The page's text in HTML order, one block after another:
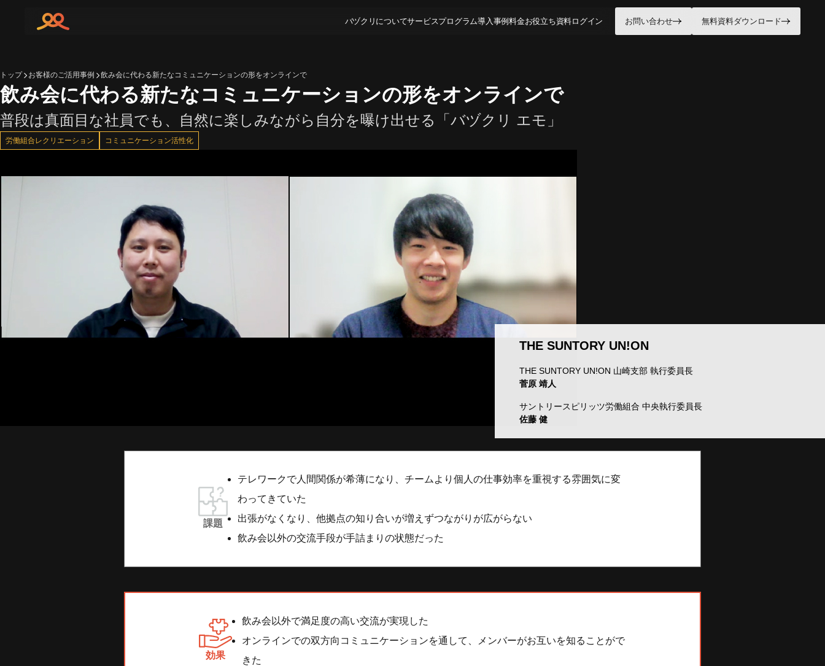
バヅクリについてサービスプログラム導入事例料金お役立ち資料ログイン お問い合わせ 無料資料ダウンロード
トップ お客様のご活用事例 飲み会に代わる新たなコミュニケーションの形をオンラインで
飲み会に代わる新たなコミュニケーションの形をオンラインで
普段は真面目な社員でも、自然に楽しみながら自分を曝け出せる「バヅクリ エモ」
労働組合レクリエーション コミュニケーション活性化
THE SUNTORY UN!ON
THE SUNTORY UN!ON 山崎支部 執行委員長
菅原 靖人
サントリースピリッツ労働組合 中央執行委員長
佐藤 健
課題
テレワークで人間関係が希薄になり、チームより個人の仕事効率を重視する雰囲気に変
わってきていた
出張がなくなり、他拠点の知り合いが増えずつながりが広がらない
飲み会以外の交流手段が手詰まりの状態だった
効果
飲み会以外で満足度の高い交流が実現した
オンラインでの双方向コミュニケーションを通して、メンバーがお互いを知ることがで
きた